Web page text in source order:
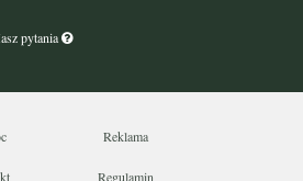
pytania
Reklama
Regulamin